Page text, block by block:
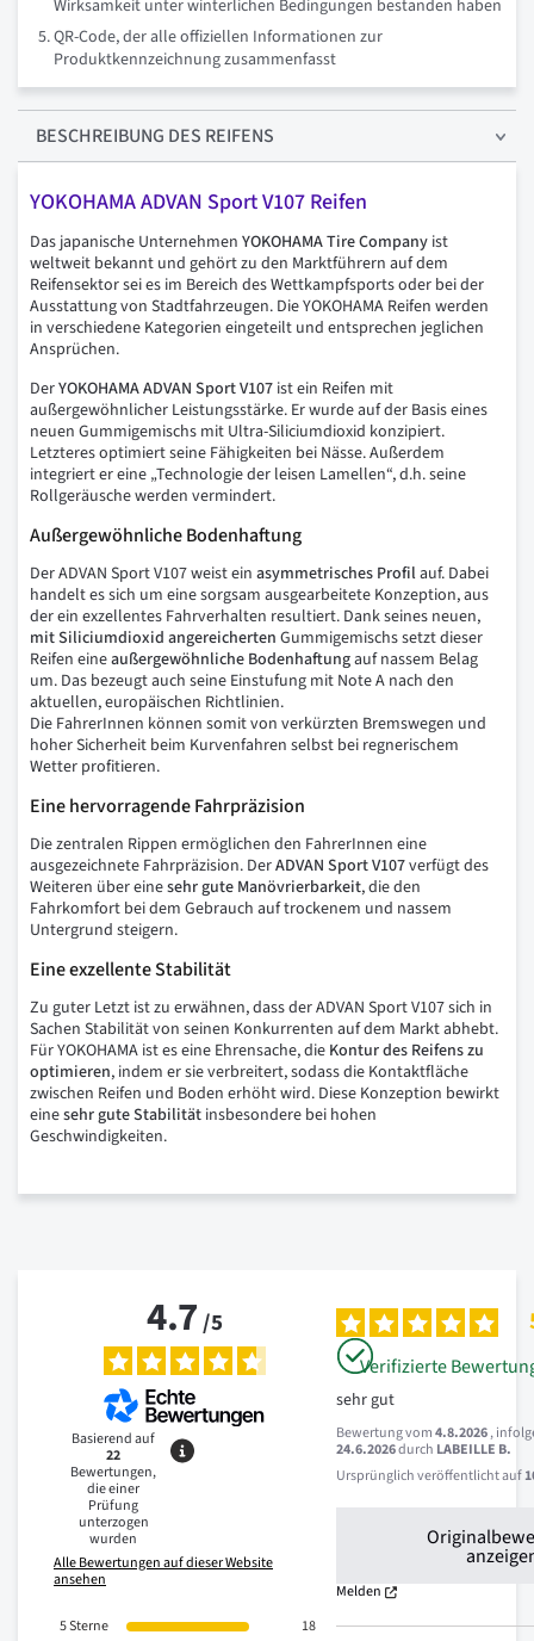
Wirksamkeit unter winterlichen Bedingungen bestanden haben
QR-Code, der alle offiziellen Informationen zur
Produktkennzeichnung zusammenfasst
BESCHREIBUNG DES REIFENS
YOKOHAMA ADVAN Sport V107 Reifen
Das japanische Unternehmen YOKOHAMA Tire Company ist
weltweit bekannt und gehört zu den Marktführern auf dem
Reifensektor sei es im Bereich des Wettkampfsports oder bei der
Ausstattung von Stadtfahrzeugen. Die YOKOHAMA Reifen werden
in verschiedene Kategorien eingeteilt und entsprechen jeglichen
Ansprüchen.
DerYOKOHAMA ADVAN Sport V107 ist ein Reifen mit
außergewöhnlicher Leistungsstärke. Er wurde auf der Basis eines
neuen Gummigemischs mit Ultra-Siliciumdioxid konzipiert.
Letzteres optimiert seine Fähigkeiten bei Nässe. Außerdem
integriert er eine „Technologie der leisen Lamellen“, d.h. seine
Rollgeräusche werden vermindert.
Außergewöhnliche Bodenhaftung
Der ADVAN Sport V107 weist ein asymmetrisches Profilauf. Dabei
handelt es sich um eine sorgsam ausgearbeitete Konzeption, aus
der ein exzellentes Fahrverhalten resultiert. Dank seines neuen,
mitSiliciumdioxid angereicherten Gummigemischs setzt dieser
Reifen eineaußergewöhnliche Bodenhaftungauf nassem Belag
um. Das bezeugt auch seine Einstufung mit Note A nach den
aktuellen, europäischen Richtlinien.
Die FahrerInnen können somit von verkürzten Bremswegen und
hoher Sicherheit beim Kurvenfahren selbst bei regnerischem
Wetter profitieren.
Eine hervorragende Fahrpräzision
Die zentralen Rippen ermöglichen den FahrerInnen eine
ausgezeichnete Fahrpräzision. DerADVAN Sport V107verfügt des
Weiteren über einesehrgute Manövrierbarkeit, die den
Fahrkomfort bei dem Gebrauch auf trockenem und nassem
Untergrund steigern.
Eine exzellente Stabilität
Zu guter Letzt ist zu erwähnen, dass der ADVAN Sport V107 sich in
Sachen Stabilität von seinen Konkurrenten auf dem Markt abhebt.
Für YOKOHAMA ist es eine Ehrensache, die Konturdes Reifenszu
optimieren, indem er sie verbreitert, sodass die Kontaktfläche
zwischen Reifen und Boden erhöht wird. Diese Konzeption bewirkt
einesehrguteStabilität insbesondere bei hohen
Geschwindigkeiten.
4.7/5
Basierend auf
22
Bewertungen,
die einer
Prüfung
unterzogen
wurden
Alle Bewertungen auf dieser Website
ansehen
5Sterne
18
Verifizierte
sehr gut
Bewertung vom4.8.2026,
24.6.2026durch LABEILLE B.
Ursprünglich veröffentlicht auf
Melden